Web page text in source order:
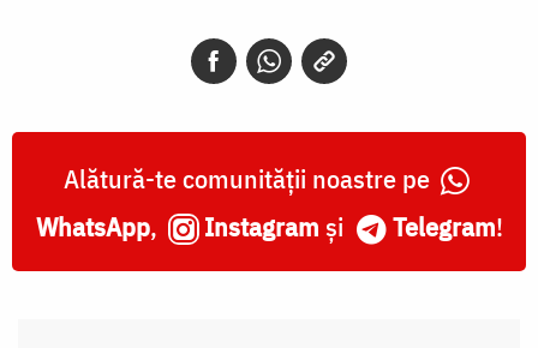
Alătură-te comunității noastre pe
WhatsApp, Instagram și Telegram!